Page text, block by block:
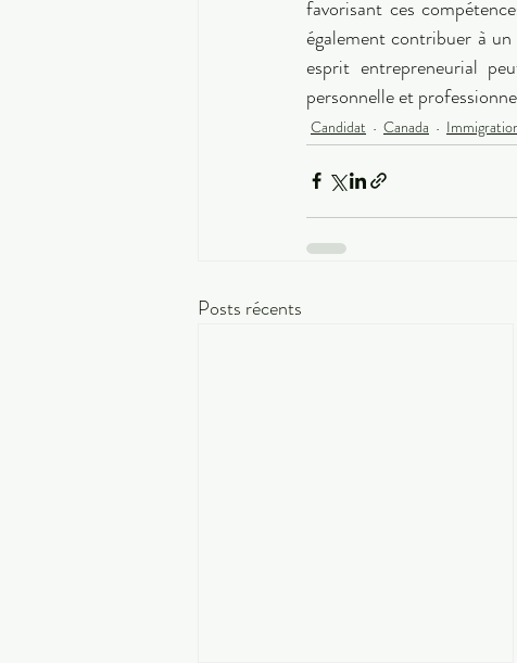
favorisant ces
également contribuer à
esprit entrepreneurial
personnelle et
Candidat Canada
Posts récents